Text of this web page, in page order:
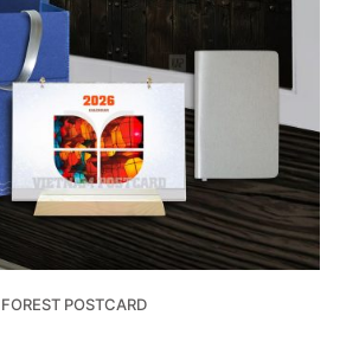
POSTCARD